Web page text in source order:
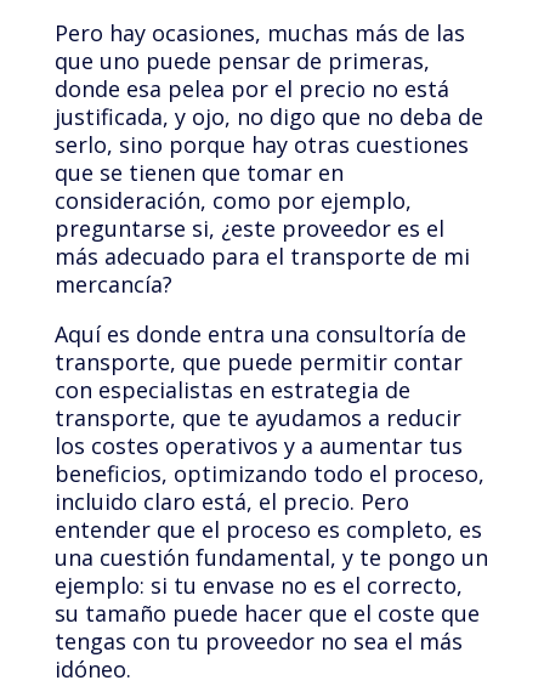
Pero hay ocasiones, muchas más de las
que uno puede pensar de primeras,
donde esa pelea por el precio no está
justificada, y ojo, no digo que no deba de
serlo, sino porque hay otras cuestiones
que se tienen que tomar en
consideración, como por ejemplo,
preguntarse si, ¿este proveedor es el
más adecuado para el transporte de mi
mercancía?
Aquí es donde entra una consultoría de
transporte, que puede permitir contar
con especialistas en estrategia de
transporte, que te ayudamos a reducir
los costes operativos y a aumentar tus
beneficios, optimizando todo el proceso,
incluido claro está, el precio. Pero
entender que el proceso es completo, es
una cuestión fundamental, y te pongo un
ejemplo: si tu envase no es el correcto,
su tamaño puede hacer que el coste que
tengas con tu proveedor no sea el más
idóneo.